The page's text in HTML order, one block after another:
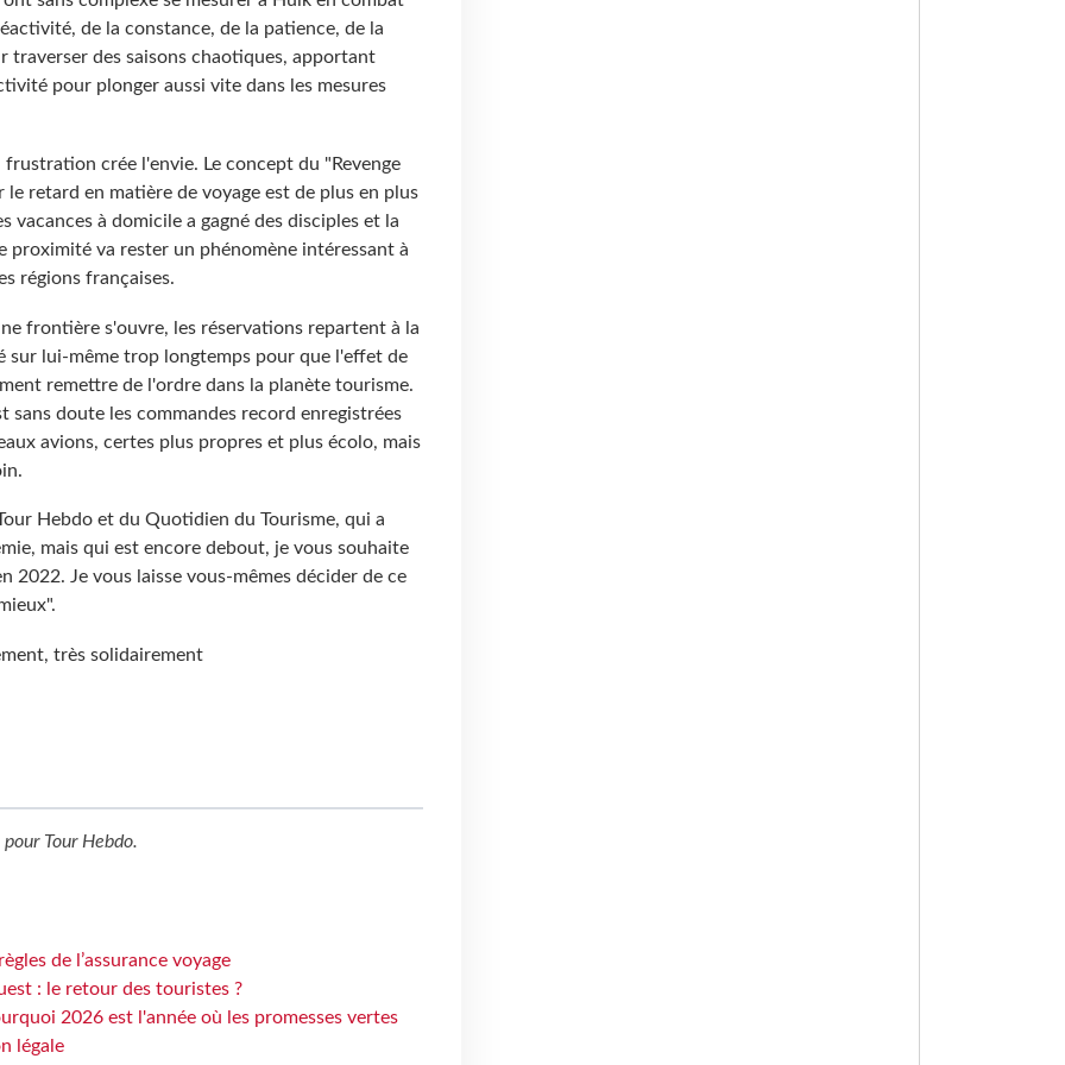
de la constance, de la patience, de la
traverser des saisons chaotiques, apportant
pour plonger aussi vite dans les mesures
crée l'envie. Le concept du "Revenge
le retard en matière de voyage est de plus en plus
vacances à domicile a gagné des disciples et la
proximité va rester un phénomène intéressant à
régions françaises.
frontière s'ouvre, les réservations repartent à la
sur lui-même trop longtemps pour que l'effet de
remettre de l'ordre dans la planète tourisme.
sans doute les commandes record enregistrées
avions, certes plus propres et plus écolo, mais
Hebdo et du Quotidien du Tourisme, qui a
mais qui est encore debout, je vous souhaite
2022. Je vous laisse vous-mêmes décider de ce
très solidairement
pour Tour Hebdo.
de l’assurance voyage
: le retour des touristes ?
2026 est l'année où les promesses vertes
légale